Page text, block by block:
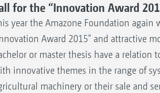
for the “Innovation Award
year the Amazone Foundation
Award 2015" and attractive
or master thesis have a relation
innovative themes in the range of
machinery or their sale and